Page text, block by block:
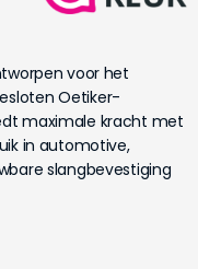
voor het
Oetiker-
maximale kracht met
in automotive,
slangbevestiging